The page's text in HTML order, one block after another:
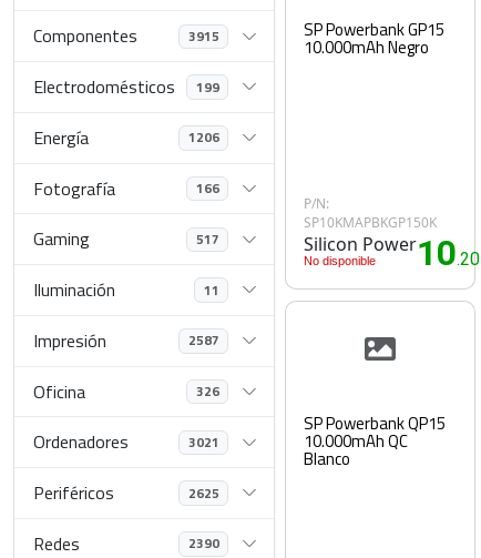
Componentes 3915
Electrodomésticos 199
Energía 1206
Fotografía 166
Gaming 517
Iluminación 11
Impresión 2587
Oficina 326
Ordenadores 3021
Periféricos 2625
Redes 2390
SP Powerbank GP15
10.000mAh Negro
P/N:
SP10KMAPBKGP150K
Silicon Power
No disponible 10.20€
SP Powerbank QP15
10.000mAh QC
Blanco